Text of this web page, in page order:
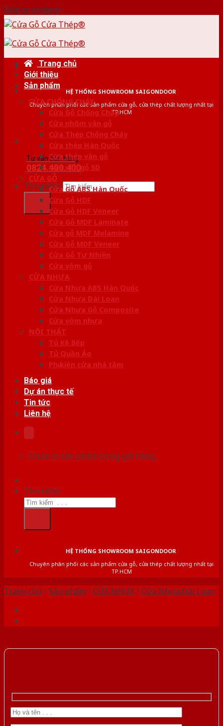
Skip to content
HỆ THỐNG SHOWROOM SAIGONDOOR
Chuyên phân phối các sản phẩm cửa gỗ, cửa thép chất lượng nhất tại
TP.HCM
Tư vấn bán hàng
0824.400.400
Tìm kiếm:
Trang chủ
Giới thiệu
Sản phẩm
CỬA CHỐNG CHÁY
Cửa Gỗ Chống Cháy
Cửa nhôm vân gỗ
Cửa Thép Chống Cháy
Cửa thép Hàn Quốc
Cửa thép vân gỗ
Cửa vân gỗ 5D
CỬA GỖ
Cửa Gỗ ABS Hàn Quốc
Cửa Gỗ HDF
Cửa Gỗ HDF Veneer
Cửa Gỗ MDF Laminate
Cửa gỗ MDF Melamine
Cửa Gỗ MDF Veneer
Cửa Gỗ Tự Nhiên
Cửa vòm gỗ
CỬA NHỰA
Cửa Nhựa ABS Hàn Quốc
Cửa Nhựa Đài Loan
Cửa Nhựa Gỗ Composite
Cửa vòm nhựa
NỘI THẤT
Tủ Kệ Bếp
Tủ Quần Áo
Phụ kiện cửa nhà tắm
Báo giá
Dự án thực tế
Tin tức
Liên hệ
Chưa có sản phẩm trong giỏ hàng.
Tìm kiếm:
HỆ THỐNG SHOWROOM SAIGONDOOR
Chuyên phân phối các sản phẩm cửa gỗ, cửa thép chất lượng nhất tại
TP.HCM
Trang chủ /Sản phẩm /CỬA NHỰA/Cửa Nhựa Đài Loan